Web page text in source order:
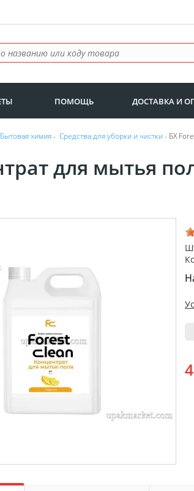
ПОМОЩЬ ДОСТАВКА И
Бытовая химия- Средства для уборки и чистки- БХ
для мытья